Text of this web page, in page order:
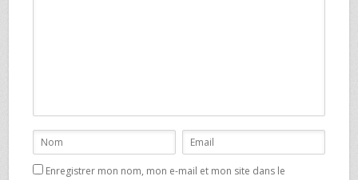
Enregistrer mon nom, mon e-mail et mon site dans le